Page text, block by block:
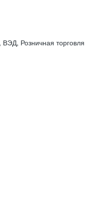
ВЭД, Розничная торговля